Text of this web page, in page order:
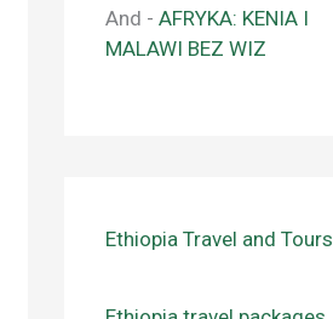
And - AFRYKA: KENIA I
MALAWI BEZ WIZ
Ethiopia Travel and Tours